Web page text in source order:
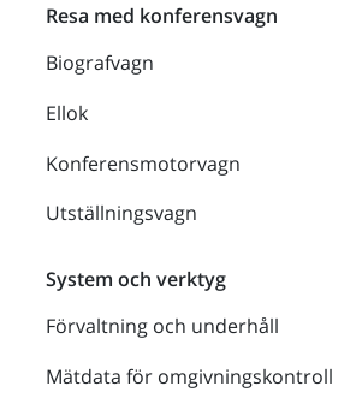
Resa med konferensvagn
Biografvagn
Ellok
Konferensmotorvagn
Utställningsvagn
System och verktyg
Förvaltning och underhåll
Mätdata för omgivningskontroll